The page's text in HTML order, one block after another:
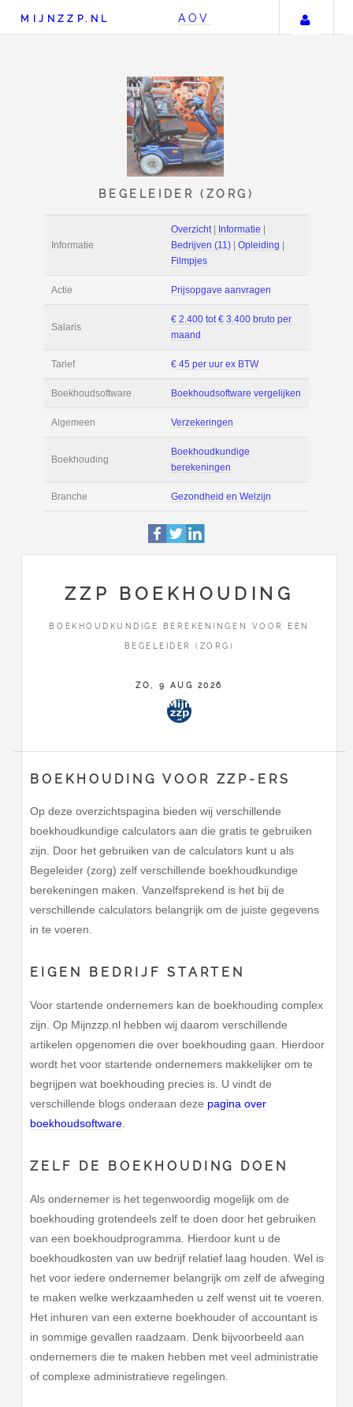
MIJNZZP.NL AOV
BEGELEIDER (ZORG)
Overzicht
Filmpjes
Prijsopgave
Salaris
€ 45 per uur ex
Boekhoudsoftware
Algemeen Verzekeringen
Boekhoudkundige
ZZP BOEKHOUDING
BOEKHOUDKUNDIGE BEREKENINGEN VOOR EEN
BEGELEIDER (ZORG)
ZO, 9 AUG 2026
BOEKHOUDING VOOR ZZP-ERS
Op deze overzichtspagina bieden wij verschillende
boekhoudkundige calculators aan die gratis te gebruiken
zijn. Door het gebruiken van de calculators kunt u als
Begeleider (zorg) zelf verschillende boekhoudkundige
berekeningen maken. Vanzelfsprekend is het bij de
verschillende calculators belangrijk om de juiste gegevens
in te voeren.
EIGEN BEDRIJF STARTEN
Voor startende ondernemers kan de boekhouding complex
zijn. Op Mijnzzp.nl hebben wij daarom verschillende
artikelen opgenomen die over boekhouding gaan. Hierdoor
wordt het voor startende ondernemers makkelijker om te
begrijpen wat boekhouding precies is. U vindt de
verschillende blogs onderaan deze pagina over
boekhoudsoftware
ZELF DE BOEKHOUDING DOEN
Als ondernemer is het tegenwoordig mogelijk om de
boekhouding grotendeels zelf te doen door het gebruiken
van een boekhoudprogramma. Hierdoor kunt u de
boekhoudkosten van uw bedrijf relatief laag houden. Wel is
het voor iedere ondernemer belangrijk om zelf de afweging
te maken welke werkzaamheden u zelf wenst uit te voeren.
Het inhuren van een externe boekhouder of accountant is
in sommige gevallen raadzaam. Denk bijvoorbeeld aan
ondernemers die te maken hebben met veel administratie
of complexe administratieve regelingen.